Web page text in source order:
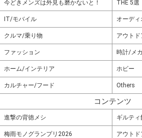
今どきメンズは外見も磨かないと！ THE 5選
IT/モバイル オーデ
クルマ/乗り物 アウト
ファッション 時計/メ
ホーム/インテリア ホビー
カルチャー/フード Others
コンテンツ
進撃の背徳メシ ギルテ
梅雨モノグランプリ2026 アウト